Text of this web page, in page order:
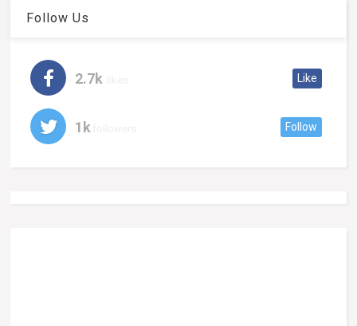
Follow Us
2.7k Like
1k Follow